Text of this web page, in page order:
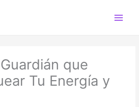
que
Tu Energía y